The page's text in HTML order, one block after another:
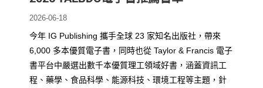
2026-06-18
今年 IG Publishing 攜手全球 23 家知名出版社，帶來
6,000 多本優質電子書，同時也從 Taylor & Francis 電子
書平台中嚴選出數千本優質理工領域好書，涵蓋資訊工
程、藥學、食品科學、能源科技、環境工程等主題，針